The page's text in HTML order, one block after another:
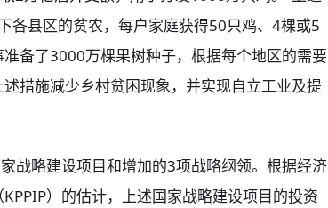
各县区的贫农，每户家庭获得50只鸡、4棵或5
备了3000万棵果树种子，根据每个地区的需要
措施减少乡村贫困现象，并实现自立工业及提
战略建设项目和增加的3项战略纲领。根据经济
）的估计，上述国家战略建设项目的投资